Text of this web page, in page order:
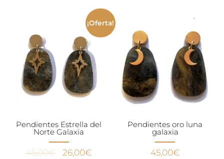
¡Oferta!
Pendientes Estrella del
Norte Galaxia
45,00€
El
26,00€El
Pendientes oro luna
galaxia
45,00€